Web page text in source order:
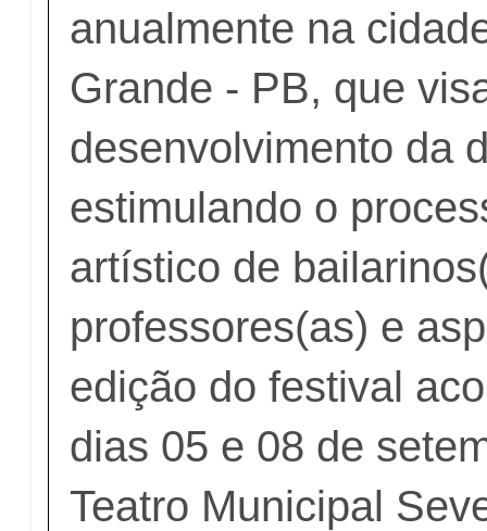
anualmente na
Grande - PB, que
desenvolvimento da
estimulando o
artístico de
professores(as) e
edição do festival
dias 05 e 08 de
Teatro Municipal